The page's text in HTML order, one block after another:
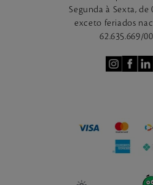
Segunda à Sexta, de
exceto feriados
62.635.669/